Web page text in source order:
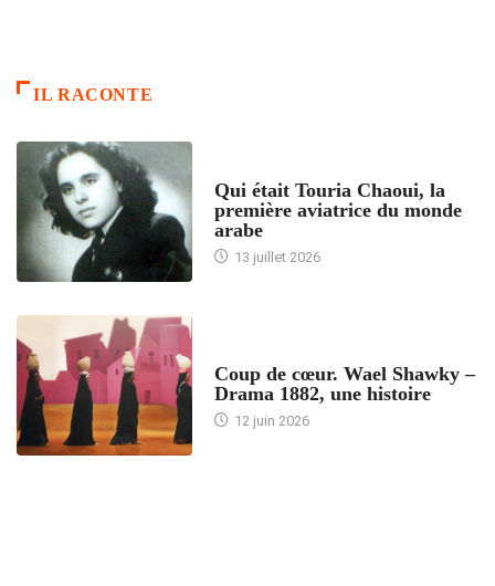
IL RACONTE
Qui était Touria Chaoui, la
première aviatrice du monde
arabe
13 juillet 2026
Coup de cœur. Wael Shawky –
Drama 1882, une histoire
12 juin 2026